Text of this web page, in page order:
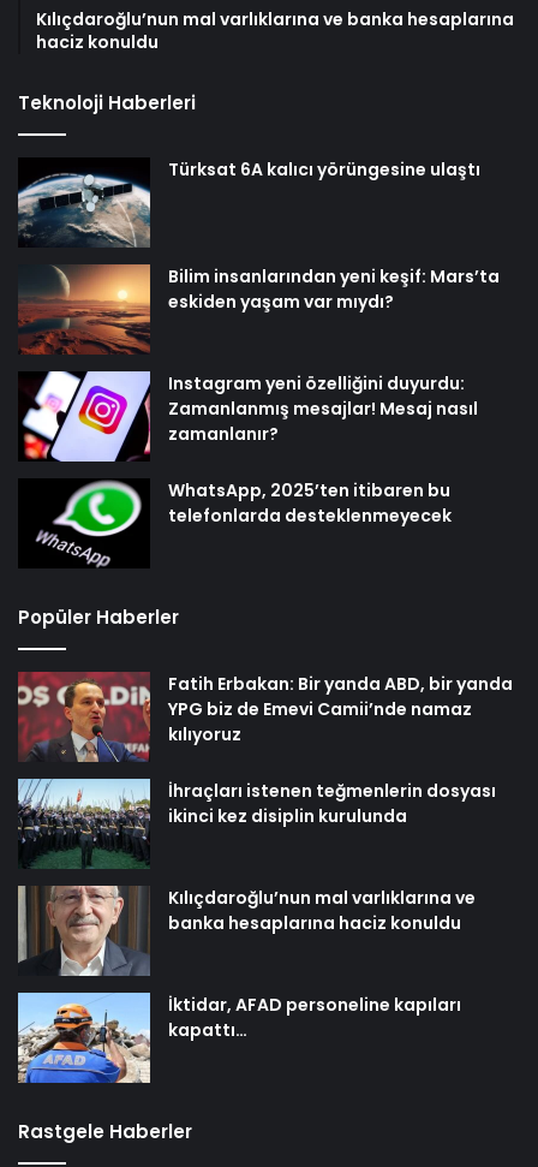
Kılıçdaroğlu’nun mal varlıklarına ve banka hesaplarına
haciz konuldu
Teknoloji Haberleri
Türksat 6A kalıcı yörüngesine ulaştı
Bilim insanlarından yeni keşif: Mars’ta
eskiden yaşam var mıydı?
Instagram yeni özelliğini duyurdu:
Zamanlanmış mesajlar! Mesaj nasıl
zamanlanır?
WhatsApp, 2025’ten itibaren bu
telefonlarda desteklenmeyecek
Popüler Haberler
Fatih Erbakan: Bir yanda ABD, bir yanda
YPG biz de Emevi Camii’nde namaz
kılıyoruz
İhraçları istenen teğmenlerin dosyası
ikinci kez disiplin kurulunda
Kılıçdaroğlu’nun mal varlıklarına ve
banka hesaplarına haciz konuldu
İktidar, AFAD personeline kapıları
kapattı…
Rastgele Haberler